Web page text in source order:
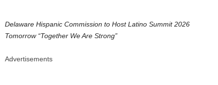
Delaware Hispanic Commission to Host Latino Summit 2026
Tomorrow “Together We Are Strong”
Advertisements